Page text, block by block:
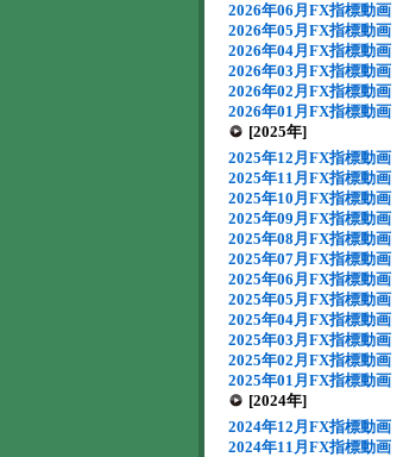
2026年06月FX指標動画
2026年05月FX指標動画
2026年04月FX指標動画
2026年03月FX指標動画
2026年02月FX指標動画
2026年01月FX指標動画
[2025年]
2025年12月FX指標動画
2025年11月FX指標動画
2025年10月FX指標動画
2025年09月FX指標動画
2025年08月FX指標動画
2025年07月FX指標動画
2025年06月FX指標動画
2025年05月FX指標動画
2025年04月FX指標動画
2025年03月FX指標動画
2025年02月FX指標動画
2025年01月FX指標動画
[2024年]
2024年12月FX指標動画
2024年11月FX指標動画